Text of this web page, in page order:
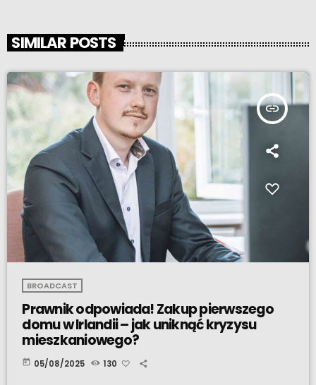
SIMILAR POSTS
insert_link
BROADCAST
Prawnik odpowiada! Zakup pierwszego
domu w Irlandii – jak uniknąć kryzysu
mieszkaniowego?
today 05/08/2025 130